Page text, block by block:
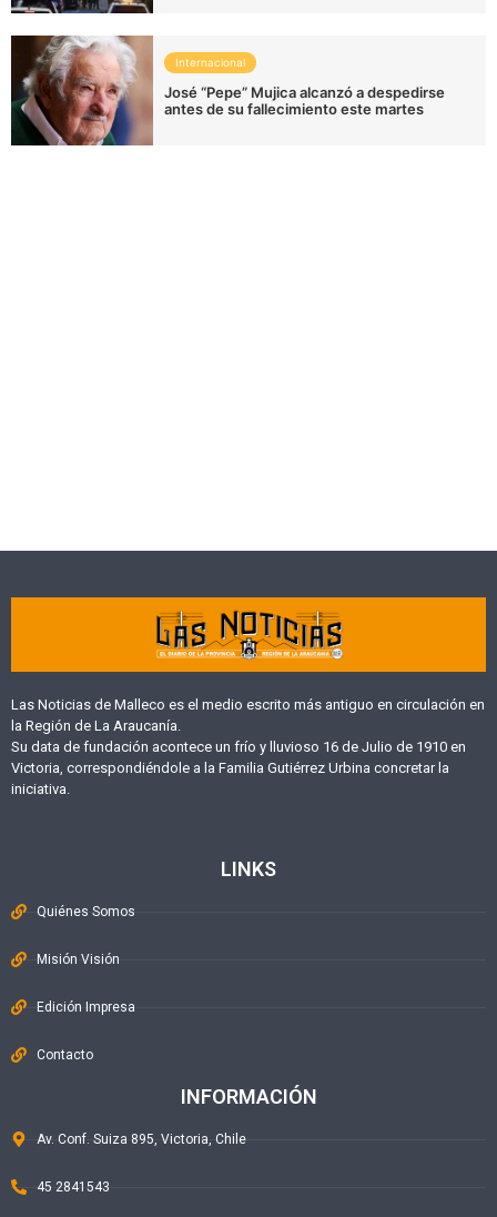
Internacional
José “Pepe” Mujica alcanzó a despedirse
antes de su fallecimiento este martes
Las Noticias de Malleco es el medio escrito más antiguo en circulación en
la Región de La Araucanía.
Su data de fundación acontece un frío y lluvioso 16 de Julio de 1910 en
Victoria, correspondiéndole a la Familia Gutiérrez Urbina concretar la
iniciativa.
LINKS
Quiénes Somos
Misión Visión
Edición Impresa
Contacto
INFORMACIÓN
Av. Conf. Suiza 895, Victoria, Chile
45 2841543